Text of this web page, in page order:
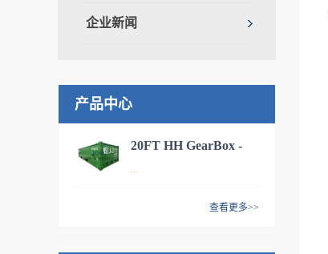
企业新闻
产品中心
20FT HH GearBox -
MCS
...
查看更多>>